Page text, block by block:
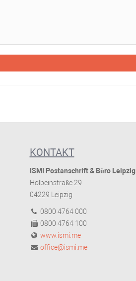
KONTAKT
ISMI Postanschrift & Büro Leipzig
Holbeinstraße 29
04229 Leipzig
0800 4764 000
0800 4764 100
www.ismi.me
office@ismi.me